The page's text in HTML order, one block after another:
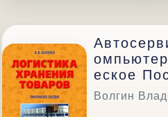
Еское
Волгин